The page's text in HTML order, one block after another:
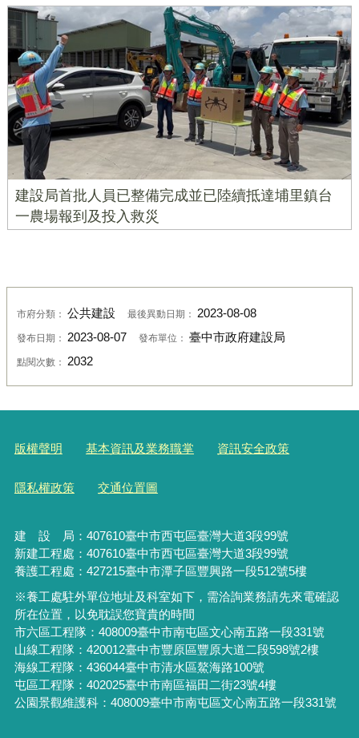
建設局首批人員已整備完成並已陸續抵達埔里鎮台
一農場報到及投入救災
市府分類： 公共建設 最後異動日期： 2023-08-08
發布日期： 2023-08-07 發布單位： 臺中市政府建設局
點閱次數： 2032
版權聲明 基本資訊及業務職掌 資訊安全政策
隱私權政策 交通位置圖
建 設 局： 407610臺中市西屯區臺灣大道3段99號
新建工程處：407610臺中市西屯區臺灣大道3段99號
養護工程處：427215臺中市潭子區豐興路一段512號5樓
※養工處駐外單位地址及科室如下，需洽詢業務請先來電確認
所在位置，以免耽誤您寶貴的時間
市六區工程隊：408009臺中市南屯區文心南五路一段331號
山線工程隊：420012臺中市豐原區豐原大道二段598號2樓
海線工程隊：436044臺中市清水區鰲海路100號
屯區工程隊：402025臺中市南區福田二街23號4樓
公園景觀維護科：408009臺中市南屯區文心南五路一段331號